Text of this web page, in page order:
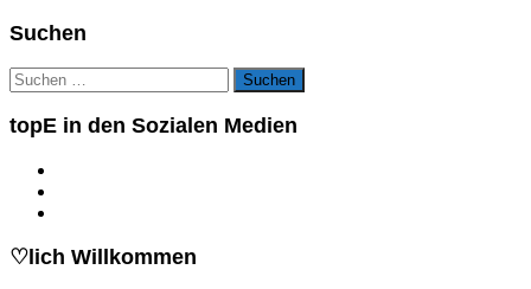
Suchen
Suchen
nach:
topE in den Sozialen Medien
♡lich Willkommen